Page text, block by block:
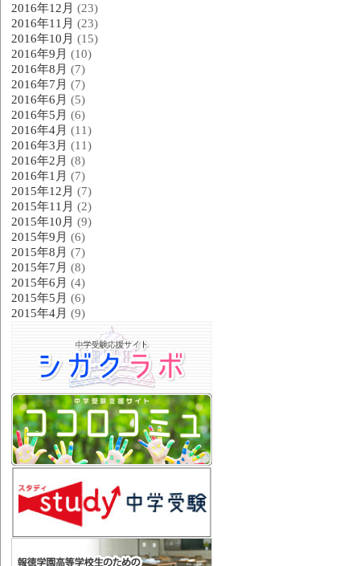
2016年12月 (23)
2016年11月 (23)
2016年10月 (15)
2016年9月 (10)
2016年8月 (7)
2016年7月 (7)
2016年6月 (5)
2016年5月 (6)
2016年4月 (11)
2016年3月 (11)
2016年2月 (8)
2016年1月 (7)
2015年12月 (7)
2015年11月 (2)
2015年10月 (9)
2015年9月 (6)
2015年8月 (7)
2015年7月 (8)
2015年6月 (4)
2015年5月 (6)
2015年4月 (9)